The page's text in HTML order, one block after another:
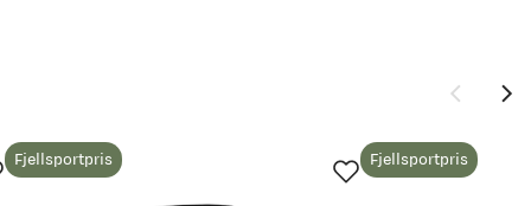
Fjellsportpris Fjellsportpris